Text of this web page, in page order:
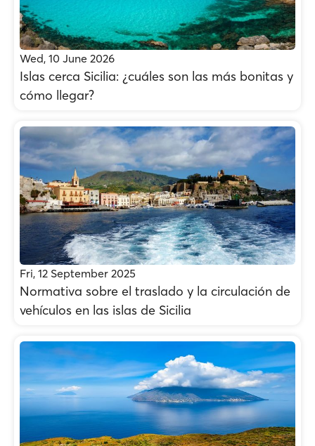
Wed, 10 June 2026
Islas cerca Sicilia: ¿cuáles son las más bonitas y
cómo llegar?
Fri, 12 September 2025
Normativa sobre el traslado y la circulación de
vehículos en las islas de Sicilia